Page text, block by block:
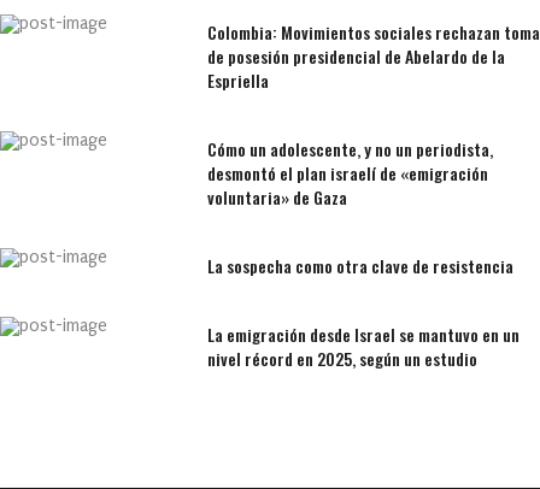
Colombia: Movimientos sociales rechazan toma
de posesión presidencial de Abelardo de la
Espriella
Cómo un adolescente, y no un periodista,
desmontó el plan israelí de «emigración
voluntaria» de Gaza
La sospecha como otra clave de resistencia
La emigración desde Israel se mantuvo en un
nivel récord en 2025, según un estudio